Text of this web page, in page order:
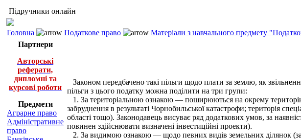
Підручники онлайн
Головна Податкове право Матеріали з навчального предмету
Партнери
Авторські
реферати,
дипломні та
курсові роботи
Предмети
Аграрне право
Адміністративне
право
Законом передбачено такі пільги щодо плати за землю, як
пільги з цього податку можна поділити на три групи:
1. За територіальною ознакою — поширюються на окрему
забруднення в результаті Чорнобильської катастрофи; територія
області тощо). Законодавець висуває ряд додаткових умов, за
повинен здійснювати визначені інвестиційні проекти).
2. За видимою ознакою — щодо певних видів земельних ділянок